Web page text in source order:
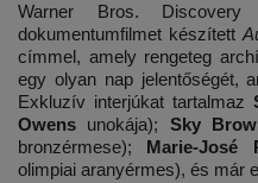
Warner Bros.
dokumentumfilmet készített
címmel, amely rengeteg
egy olyan nap jelentőségét,
Exkluzív interjúkat tartalmaz
Owens unokája); Sky
bronzérmese);
Marie-José
olimpiai aranyérmes), és már